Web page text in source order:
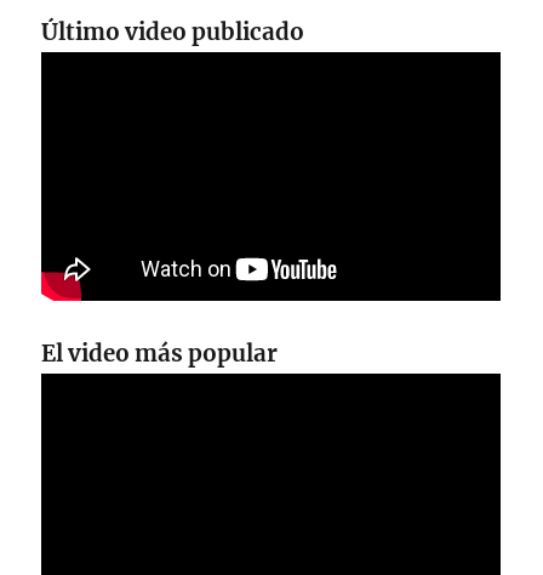
Último video publicado
El video más popular